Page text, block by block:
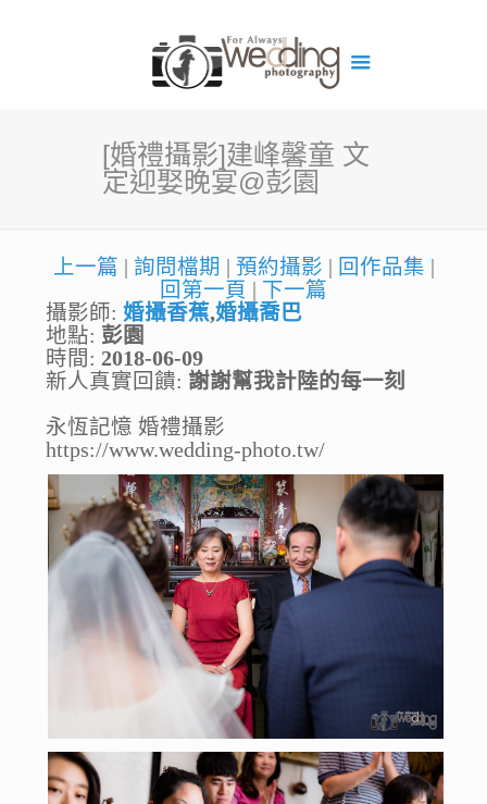
[婚禮攝影]建峰馨童 文
定迎娶晚宴@彭園
上一篇 詢問檔期 預約攝影 回作品集
回第一頁
下一篇
攝影師: 婚攝香蕉,婚攝喬巴
地點: 彭園
時間: 2018-06-09
新人真實回饋: 謝謝幫我計陸的每一刻
永恆記憶 婚禮攝影
https://www.wedding-photo.tw/